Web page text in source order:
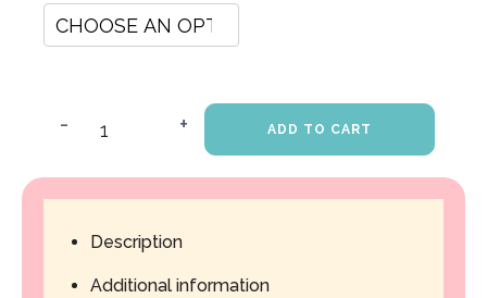
KÄRLEK
- + ADD TO CART
Description
Additional information